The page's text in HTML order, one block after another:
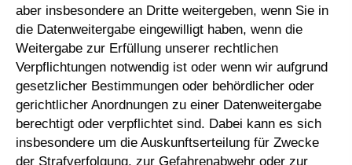
aber insbesondere an Dritte weitergeben, wenn Sie in
die Datenweitergabe eingewilligt haben, wenn die
Weitergabe zur Erfüllung unserer rechtlichen
Verpflichtungen notwendig ist oder wenn wir aufgrund
gesetzlicher Bestimmungen oder behördlicher oder
gerichtlicher Anordnungen zu einer Datenweitergabe
berechtigt oder verpflichtet sind. Dabei kann es sich
insbesondere um die Auskunftserteilung für Zwecke
der Strafverfolgung, zur Gefahrenabwehr oder zur